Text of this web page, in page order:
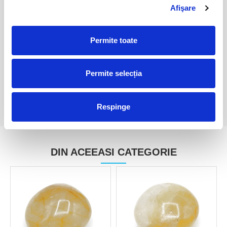
Afişare
Permite toate
Permite selecția
Respinge
DIN ACEEASI CATEGORIE